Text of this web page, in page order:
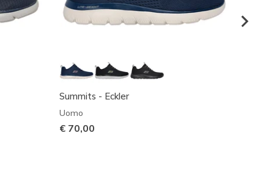
Summits - Eckler
Uomo
€ 70,00